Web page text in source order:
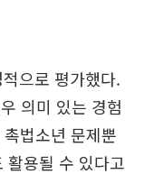
으로 평가했다.
의미 있는 경험
법소년 문제뿐
활용될 수 있다고